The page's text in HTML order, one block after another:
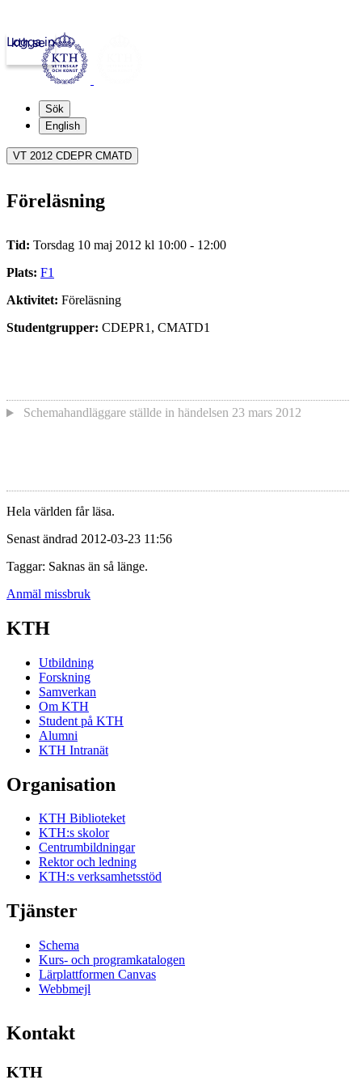
kth.se
Logga in
Sök
English
VT 2012 CDEPR CMATD
Föreläsning
Tid: Torsdag 10 maj 2012 kl 10:00 - 12:00
Plats: F1
Aktivitet: Föreläsning
Studentgrupper: CDEPR1, CMATD1
Schemahandläggare ställde in händelsen 23 mars 2012
Hela världen får läsa.
Senast ändrad 2012-03-23 11:56
Taggar: Saknas än så länge.
Anmäl missbruk
KTH
Utbildning
Forskning
Samverkan
Om KTH
Student på KTH
Alumni
KTH Intranät
Organisation
KTH Biblioteket
KTH:s skolor
Centrumbildningar
Rektor och ledning
KTH:s verksamhetsstöd
Tjänster
Schema
Kurs- och programkatalogen
Lärplattformen Canvas
Webbmejl
Kontakt
KTH